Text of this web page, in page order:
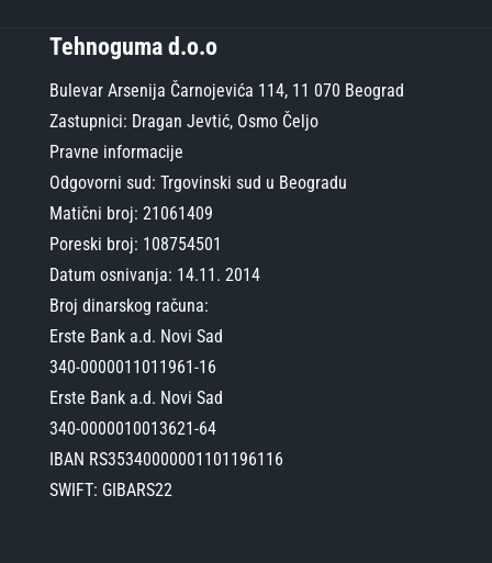
Tehnoguma d.o.o
Bulevar Arsenija Čarnojevića 114, 11 070 Beograd
Zastupnici: Dragan Jevtić, Osmo Čeljo
Pravne informacije
Odgovorni sud: Trgovinski sud u Beogradu
Matični broj: 21061409
Poreski broj: 108754501
Datum osnivanja: 14.11. 2014
Broj dinarskog računa:
Erste Bank a.d. Novi Sad
340-0000011011961-16
Erste Bank a.d. Novi Sad
340-0000010013621-64
IBAN RS35340000001101196116
SWIFT: GIBARS22